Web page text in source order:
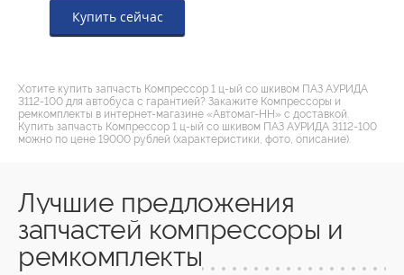
Купить сейчас
Хотите купить запчасть Компрессор 1 ц-ый со шкивом ПАЗ АУРИДА
3112-100 для автобуса с гарантией? Закажите Компрессоры и
ремкомплекты в интернет-магазине «Автомаг-НН» с доставкой.
Купить запчасть Компрессор 1 ц-ый со шкивом ПАЗ АУРИДА 3112-100
можно по цене 19000 рублей (характеристики, фото, описание).
Лучшие предложения
запчастей компрессоры и
ремкомплекты